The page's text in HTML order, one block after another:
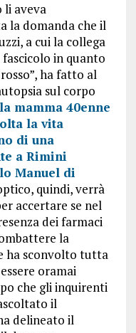
li aveva
la domanda che il
a cui la collega
in quanto
ha fatto al
sul corpo
mamma 40enne
la vita
di una
a Rimini
Manuel di
quindi, verrà
accertare se nel
dei farmaci
la
ha sconvolto tutta
oramai
che gli inquirenti
il
delineato il